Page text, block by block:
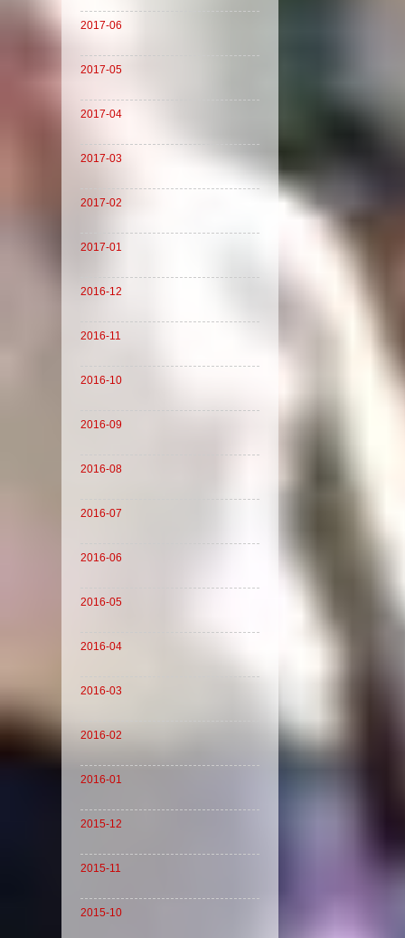
2017-06
2017-05
2017-04
2017-03
2017-02
2017-01
2016-12
2016-11
2016-10
2016-09
2016-08
2016-07
2016-06
2016-05
2016-04
2016-03
2016-02
2016-01
2015-12
2015-11
2015-10